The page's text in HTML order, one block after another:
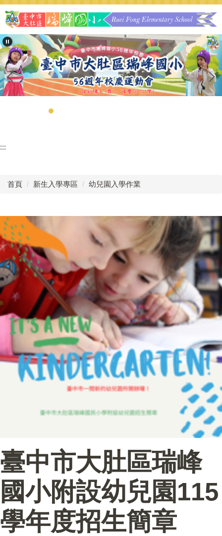
跳
到
主
要
內
容
區
:::
首頁 新生入學專區 幼兒園入學作業
臺中市大肚區瑞峰
國小附設幼兒園115
學年度招生簡章